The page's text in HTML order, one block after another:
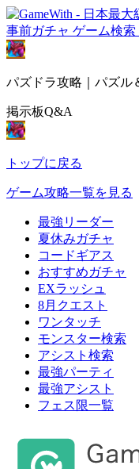
事前ガチャ ゲーム検索
パズドラ攻略｜パズル
掲示板Q&A
トップに戻る
ゲーム攻略一覧を見る
最強リーダー
夏休みガチャ
コードギアス
おすすめガチャ
EXラッシュ
8月クエスト
ワンタッチ
モンスター検索
アシスト検索
最強パーティ
最強アシスト
フェス限一覧